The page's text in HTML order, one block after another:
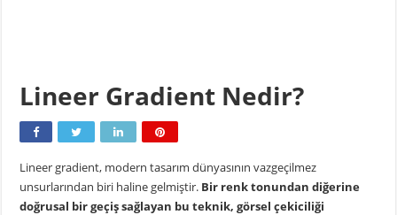
Lineer Gradient Nedir?
Lineer gradient, modern tasarım dünyasının vazgeçilmez
unsurlarından biri haline gelmiştir. Bir renk tonundan diğerine
doğrusal bir geçiş sağlayan bu teknik, görsel çekiciliği